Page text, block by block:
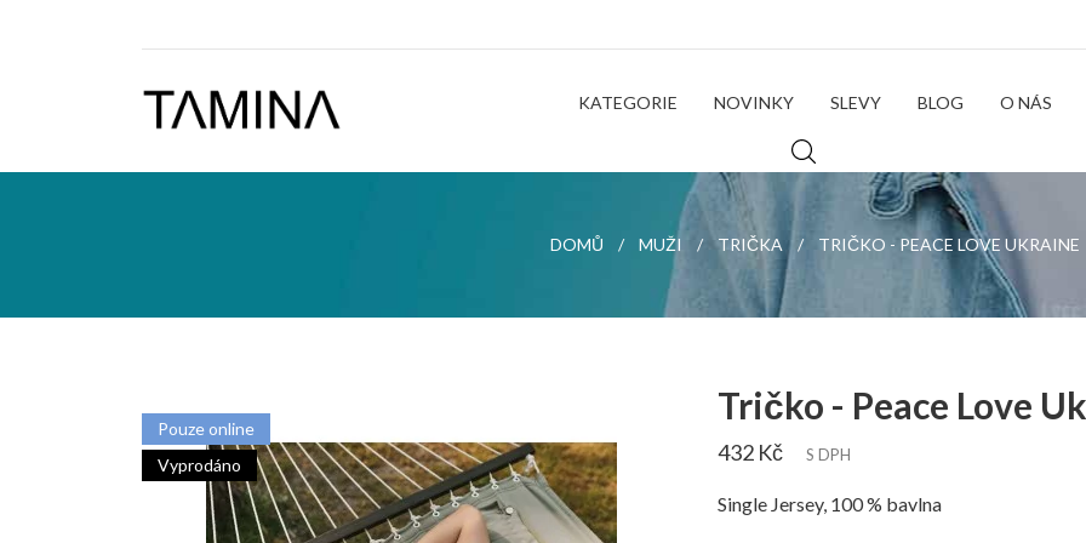
KATEGORIE NOVINKY SLEVY BLOG O NÁS
DOMŮ MUŽI TRIČKA TRIČKO - PEACE LOVE UKRAINE
Pouze online
Vyprodáno
Tričko - Peace Love
432 Kč S DPH
Single Jersey, 100 % bavlna